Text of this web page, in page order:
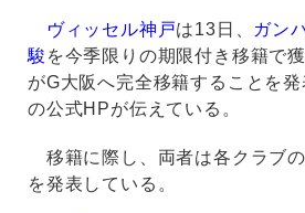
ヴィッセル神戸は13日、 ガン
駿 を今季限りの期限付き移籍で
がG大阪へ完全移籍することを
の公式HPが伝えている。
移籍に際し、両者は各クラブ
を発表している。